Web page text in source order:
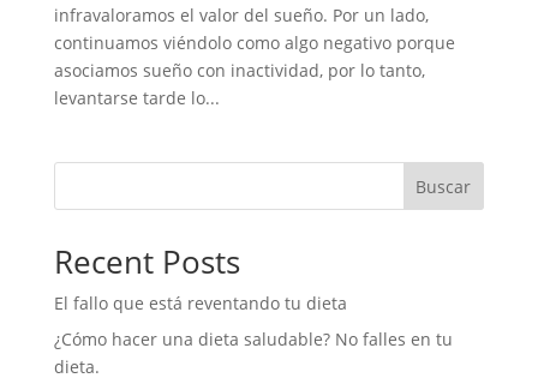
infravaloramos el valor del sueño. Por un lado,
continuamos viéndolo como algo negativo porque
asociamos sueño con inactividad, por lo tanto,
levantarse tarde lo...
Buscar
Recent Posts
El fallo que está reventando tu dieta
¿Cómo hacer una dieta saludable? No falles en tu
dieta.